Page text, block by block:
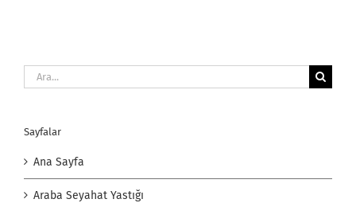
Ara:
Sayfalar
Ana Sayfa
Araba Seyahat Yastığı